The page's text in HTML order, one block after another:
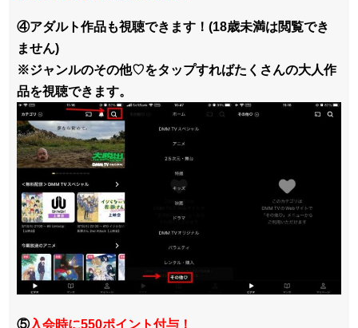
④アダルト作品も視聴できます！(18歳未満は閲覧でき
ません)
※ジャンルのその他♡をタップすればたくさんの大人作
品を視聴できます。
⑤入会時に550ポイント付与！